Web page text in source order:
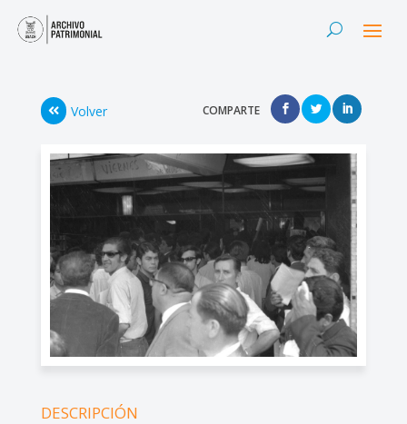
Volver COMPARTE
DESCRIPCIÓN